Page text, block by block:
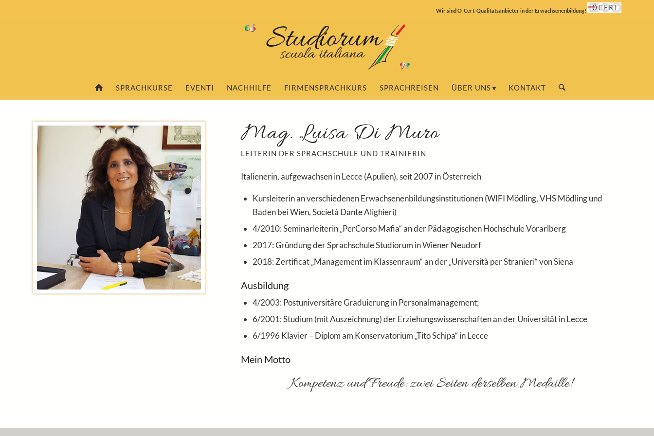
Wir sind Ö-Cert-Qualitätsanbieter in der Erwachsenenbildung!
SPRACHKURSE EVENTI NACHHILFE FIRMENSPRACHKURS SPRACHREISEN ÜBER UNS KONTAKT
Mag. Luisa Di Muro
LEITERIN DER SPRACHSCHULE UND TRAINIERIN
Italienerin, aufgewachsen in Lecce (Apulien), seit 2007 in Österreich
Kursleiterin an verschiedenen Erwachsenenbildungsinstitutionen (WIFI Mödling, VHS Mödling und
Baden bei Wien, Società Dante Alighieri)
4/2010: Seminarleiterin „PerCorso Mafia“ an der Pädagogischen Hochschule Vorarlberg
2017: Gründung der Sprachschule Studiorum in Wiener Neudorf
2018: Zertificat „Management im Klassenraum“ an der „Università per Stranieri“ von Siena
Ausbildung
4/2003: Postuniversitäre Graduierung in Personalmanagement;
6/2001: Studium (mit Auszeichnung) der Erziehungswissenschaften an der Universität in Lecce
6/1996 Klavier – Diplom am Konservatorium „Tito Schipa“ in Lecce
Mein Motto
Kompetenz und Freude: zwei Seiten derselben Medaille!